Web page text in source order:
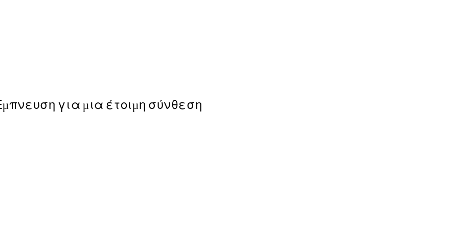
για μια έτοιμη σύνθεση